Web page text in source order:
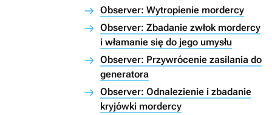
Observer: Wytropienie mordercy
Observer: Zbadanie zwłok mordercy
i włamanie się do jego umysłu
Observer: Przywrócenie zasilania do
generatora
Observer: Odnalezienie i zbadanie
kryjówki mordercy